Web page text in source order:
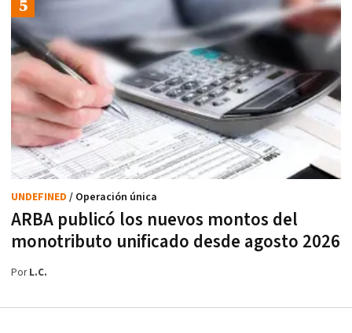
ARBA publicó los nuevos montos del
monotributo unificado desde agosto 2026
UNDEFINED / Operación única
PorL.C.